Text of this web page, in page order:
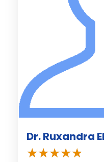
Dr. Ruxandra